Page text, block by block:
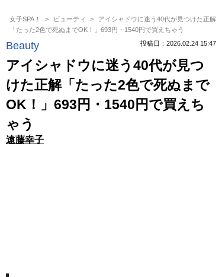
女子SPA！ ビューティ
アイシャドウに迷う40代が見つけた正解
「たった2色で死ぬまでOK！」693円・1540円で買えちゃう
Beauty 投稿日：2026.02.24 15:47
アイシャドウに迷う40代が見つ
けた正解「たった2色で死ぬまで
OK！」693円・1540円で買えち
ゃう
遠藤幸子